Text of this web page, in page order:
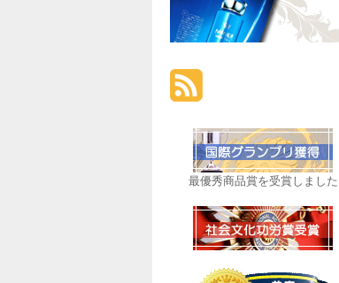
最優秀商品賞を受賞しました